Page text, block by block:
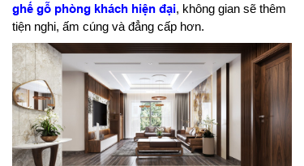
ghế gỗ phòng khách hiện đại, không gian sẽ thêm
tiện nghi, ấm cúng và đẳng cấp hơn.